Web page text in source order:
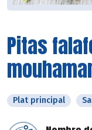
Pitas
Plat principal